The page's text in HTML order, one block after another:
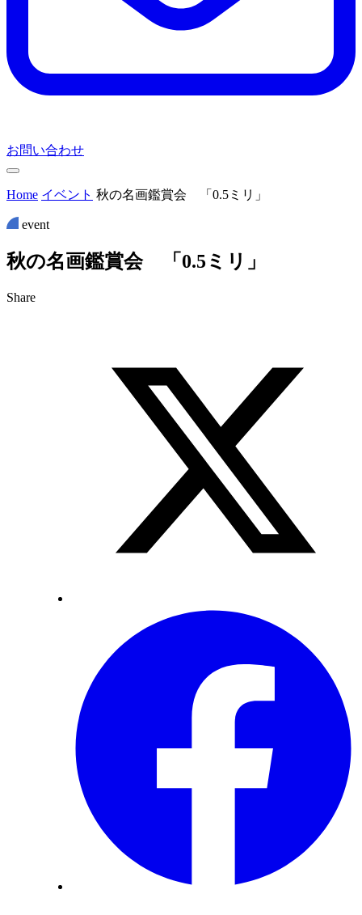
お問い合わせ
Home イベント 秋の名画鑑賞会 「0.5ミリ」
event
秋の名画鑑賞会 「 0.5ミ リ 」
Share